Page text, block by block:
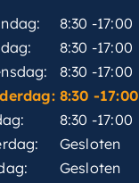
8:30 -17:00
8:30 -17:00
8:30 -17:00
8:30 -17:00
8:30 -17:00
Gesloten
Gesloten